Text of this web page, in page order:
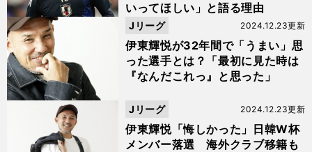
いってほしい」と語る理由
伊東輝悦が32年間で「うまい」思
った選手とは？「最初に見た時は
『なんだこれっ』と思った」
2024.12.23更新
Jリーグ
伊東輝悦「悔しかった」日韓W杯
メンバー落選 海外クラブ移籍も
2024.12.23更新
Jリーグ